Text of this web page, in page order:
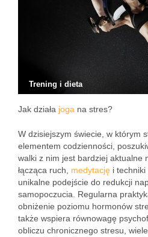
Trening i dieta
Jak działa joga na stres?
W dzisiejszym świecie, w którym
elementem codzienności,
walki z nim jest bardziej aktualne
łącząca ruch, medytację i
unikalne podejście do redukcji
samopoczucia. Regularna
obniżenie poziomu hormonów
także wspiera równowagę
obliczu chronicznego stresu,